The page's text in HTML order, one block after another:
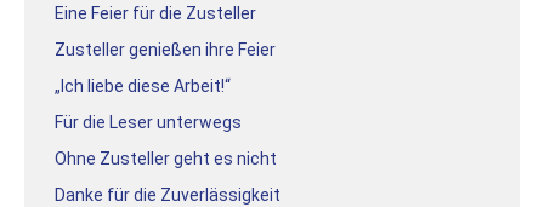
Eine Feier für die Zusteller
Zusteller genießen ihre Feier
„Ich liebe diese Arbeit!“
Für die Leser unterwegs
Ohne Zusteller geht es nicht
Danke für die Zuverlässigkeit